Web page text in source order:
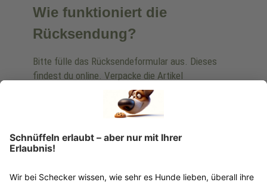
Wie funktioniert die
Rücksendung?
Bitte fülle das Rücksendeformular aus. Dieses
findest du online. Verpacke die Artikel
anschließend sicher und klebe das
Rücksendeetikett auf das Paket. Dieses kannst du
dir in deinem Kundenkonto anfordern. Hast du als
Gast bestellt, schreibe uns eine Email an
verkauf@schecker.de oder rufe zu unseren
Rücksendeetikett zukommen.